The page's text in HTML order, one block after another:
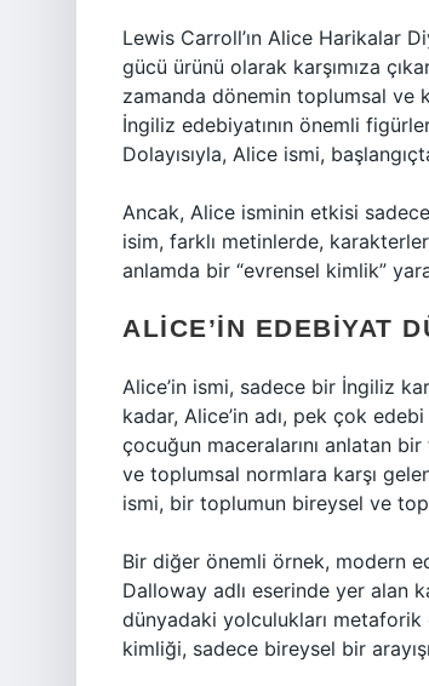
Lewis Carroll’ın Alice Harikalar
gücü ürünü olarak karşımıza
zamanda dönemin toplumsal ve
İngiliz edebiyatının önemli
Dolayısıyla, Alice ismi,
Ancak, Alice isminin etkisi sadece
isim, farklı metinlerde,
anlamda bir “evrensel kimlik”
ALICE’IN EDEBIYAT
Alice’in ismi, sadece bir İngiliz
kadar, Alice’in adı, pek çok
çocuğun maceralarını anlatan
ve toplumsal normlara karşı
ismi, bir toplumun bireysel ve
Bir diğer önemli örnek, modern
Dalloway adlı eserinde yer alan
dünyadaki yolculukları metaforik
kimliği, sadece bireysel bir